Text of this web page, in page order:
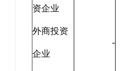
资企业
外商投资
企业
-